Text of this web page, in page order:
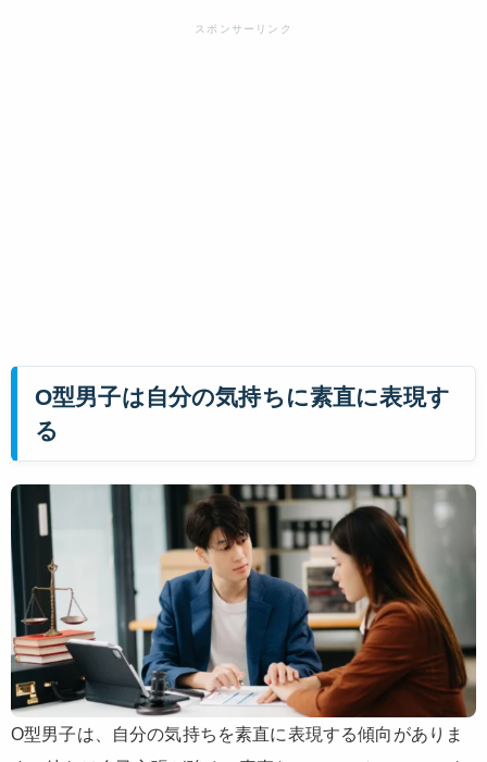
O型男子は自分の気持ちに素直に表現す
る
O型男子は、自分の気持ちを素直に表現する傾向がありま